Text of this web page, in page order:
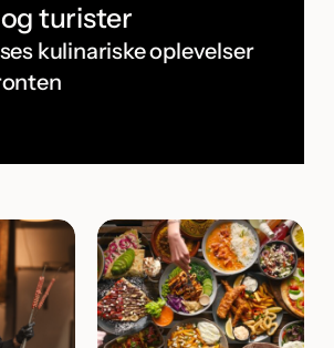
turister
kulinariske oplevelser